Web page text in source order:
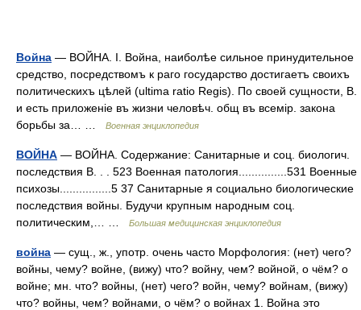
Война — ВОЙНА. I. Война, наиболѣе сильное принудительное
средство, посредствомъ к раго государство достигаетъ своихъ
политическихъ цѣлей (ultima ratio Regis). По своей сущности, В.
и есть приложеніе въ жизни человѣч. общ въ всемір. закона
борьбы за… …
Военная энциклопедия
ВОЙНА — ВОЙНА. Содержание: Санитарные и соц. биологич.
последствия В. . . 523 Военная патология...............531 Военные
психозы................5 37 Санитарные я социально биологические
последствия войны. Будучи крупным народным соц.
политическим,… …
Большая медицинская энциклопедия
война — сущ., ж., употр. очень часто Морфология: (нет) чего?
войны, чему? войне, (вижу) что? войну, чем? войной, о чём? о
войне; мн. что? войны, (нет) чего? войн, чему? войнам, (вижу)
что? войны, чем? войнами, о чём? о войнах 1. Война это